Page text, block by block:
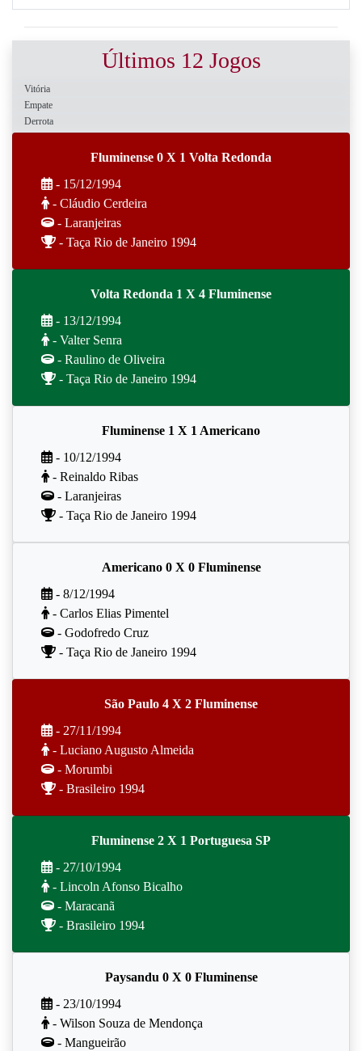
Últimos 12 Jogos
Vitória
Empate
Derrota
Fluminense 0 X 1 Volta Redonda
- 15/12/1994
- Cláudio Cerdeira
- Laranjeiras
- Taça Rio de Janeiro 1994
Volta Redonda 1 X 4 Fluminense
- 13/12/1994
- Valter Senra
- Raulino de Oliveira
- Taça Rio de Janeiro 1994
Fluminense 1 X 1 Americano
- 10/12/1994
- Reinaldo Ribas
- Laranjeiras
- Taça Rio de Janeiro 1994
Americano 0 X 0 Fluminense
- 8/12/1994
- Carlos Elias Pimentel
- Godofredo Cruz
- Taça Rio de Janeiro 1994
São Paulo 4 X 2 Fluminense
- 27/11/1994
- Luciano Augusto Almeida
- Morumbi
- Brasileiro 1994
Fluminense 2 X 1 Portuguesa SP
- 27/10/1994
- Lincoln Afonso Bicalho
- Maracanã
- Brasileiro 1994
Paysandu 0 X 0 Fluminense
- 23/10/1994
- Wilson Souza de Mendonça
- Mangueirão